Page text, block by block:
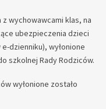
wychowawcami klas, na
ubezpieczenia dzieci
dzienniku), wyłonione
szkolnej Rady Rodziców.
wyłonione zostało